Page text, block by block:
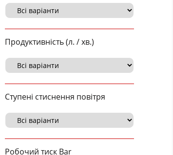
Продуктивність (л. / хв.)
Ступені стиснення повітря
Робочий тиск Bar